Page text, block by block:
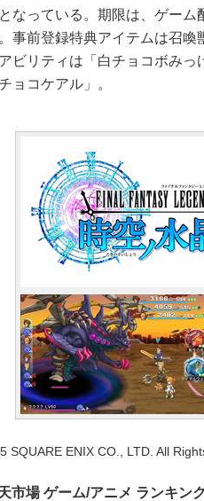
なっている。期限は、ゲーム
事前登録特典アイテムは召喚
ビリティは「白チョコボみっ
ョコケアル」。
SQUARE ENIX CO., LTD. All
市場 ゲーム/アニメ ランキン